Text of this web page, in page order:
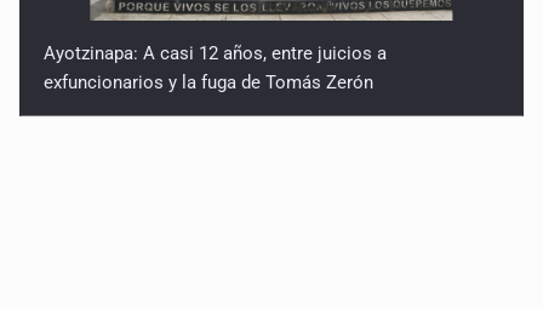
Ayotzinapa: A casi 12 años, entre juicios a
exfuncionarios y la fuga de Tomás Zerón